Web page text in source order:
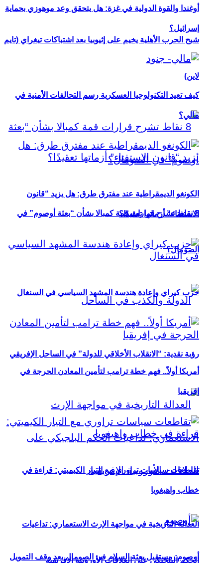
شبح الحرب الأهلية يخيم على إثيوبيا بعد اشتباكات تيغراي (تايم
لاين)
8 نقاط تشرح قرارات قمة كمبالا بشأن “بعثة أوصوم” في
الصومال؟
رؤية نقدية: “الانقلاب الأخلاقي للدولة” في الساحل الإفريقي
العدالة التاريخية في مواجهة الإرث الاستعماري: تداعيات
الحكم البلجيكي على العلاقات الأوروبية الإفريقية
أوغندا والقوة الدولية في غزة: هل يتحقق وعد موهوزي بحماية
إسرائيل؟
كيف تعيد التكنولوجيا العسكرية رسم التحالفات الأمنية في
مالي؟
الكونغو الديمقراطية عند مفترق طرق: هل يزيد “قانون
الاستفتاء” أزماتها تعقيدًا؟
حزب كيراي وإعادة هندسة المشهد السياسي في السنغال
أمريكا أولاً.. فهم خطة ترامب لتأمين المعادن الحرجة في
إفريقيا
تقاطعات سياسات تراوري مع التيار الكيميتي: قراءة في
خطاب واهيغويا
أوصوم: مستقبل بعثة السلام في الصومال بعد وقف التمويل